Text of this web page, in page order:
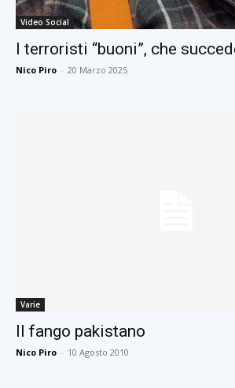
Video Social
I terroristi “buoni”, che
Nico Piro - 20 Marzo 2025
Varie
Il fango pakistano
Nico Piro - 10 Agosto 2010